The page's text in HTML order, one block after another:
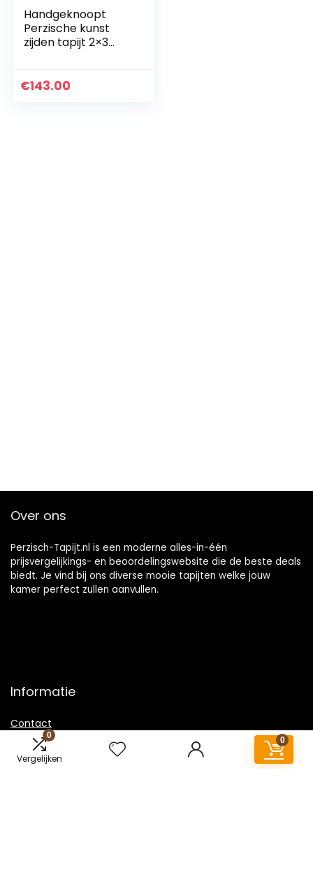
0
Vergelijken
0
Handgeknoopt
Perzische kunst
zijden tapijt 2×3
traditioneel
€143.00
Over ons
Perzisch-Tapijt.nl is een moderne alles-in-één
prijsvergelijkings- en beoordelingswebsite die de beste deals
biedt. Je vind bij ons diverse mooie tapijten welke jouw
kamer perfect zullen aanvullen.
Informatie
Contact
Klantenservice
Over ons